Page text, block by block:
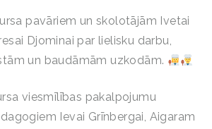
pavāriem un skolotājām Ivetai
Djominai par lielisku darbu,
un baudāmām uzkodām.
viesmīlības pakalpojumu
Ievai Grīnbergai, Aigaram